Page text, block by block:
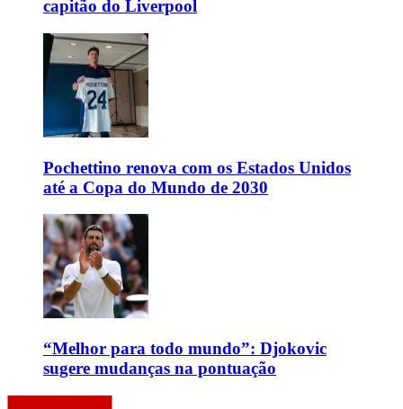
capitão do Liverpool
Pochettino renova com os Estados Unidos
até a Copa do Mundo de 2030
“Melhor para todo mundo”: Djokovic
sugere mudanças na pontuação